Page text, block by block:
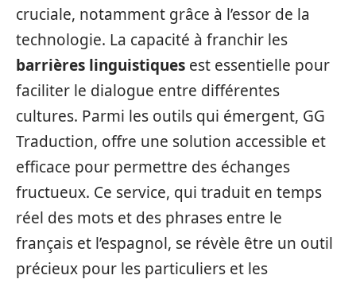
cruciale, notamment grâce à l’essor de la
technologie. La capacité à franchir les
barrières linguistiques est essentielle pour
faciliter le dialogue entre différentes
cultures. Parmi les outils qui émergent, GG
Traduction, offre une solution accessible et
efficace pour permettre des échanges
fructueux. Ce service, qui traduit en temps
réel des mots et des phrases entre le
français et l’espagnol, se révèle être un outil
précieux pour les particuliers et les